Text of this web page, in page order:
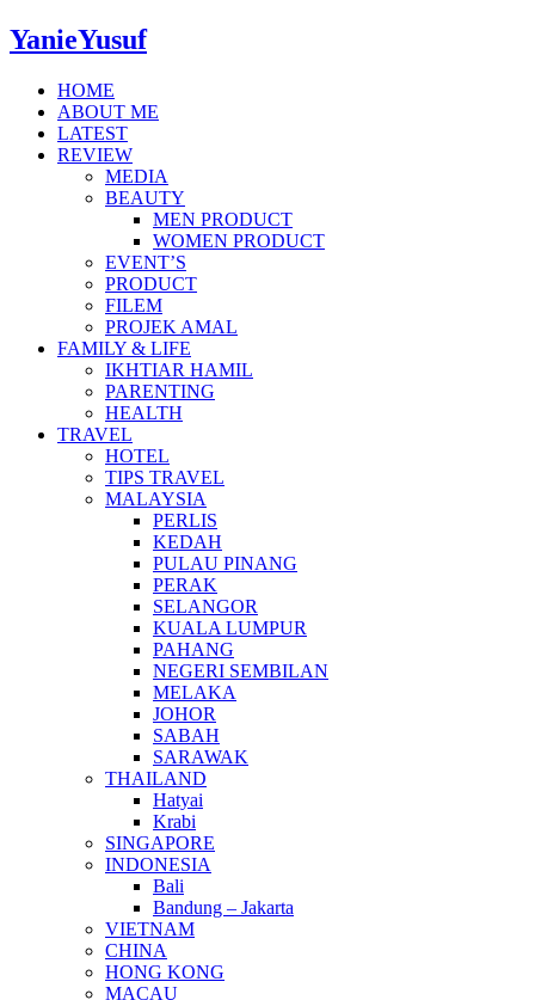
YanieYusuf
HOME
ABOUT ME
LATEST
REVIEW
MEDIA
BEAUTY
MEN PRODUCT
WOMEN PRODUCT
EVENT’S
PRODUCT
FILEM
PROJEK AMAL
FAMILY & LIFE
IKHTIAR HAMIL
PARENTING
HEALTH
TRAVEL
HOTEL
TIPS TRAVEL
MALAYSIA
PERLIS
KEDAH
PULAU PINANG
PERAK
SELANGOR
KUALA LUMPUR
PAHANG
NEGERI SEMBILAN
MELAKA
JOHOR
SABAH
SARAWAK
THAILAND
Hatyai
Krabi
SINGAPORE
INDONESIA
Bali
Bandung – Jakarta
VIETNAM
CHINA
HONG KONG
MACAU